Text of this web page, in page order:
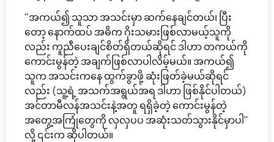
"အကယ်၍ သူသာ အသင်းမှာ ဆက်နေချင်တယ်၊ ပြီး
တော့ နောက်ထပ် အဓိက ဂိုးသမားဖြစ်လာမယ့်သူကို
လည်း ကူညီပေးချင်စိတ်ရှိတယ်ဆိုရင် ဒါဟာ တကယ်ကို
ကောင်းမွန်တဲ့ အချက်ဖြစ်လာပါလိမ့်မယ်။ အကယ်၍
သူက အသင်းကနေ ထွက်ခွာဖို့ ဆုံးဖြတ်ခဲ့မယ်ဆိုရင်
လည်း (သူ့ရဲ့ အသက်အရွယ်အရ ဒါဟာ ဖြစ်နိုင်ပါတယ်)
အင်တာမီလန်အသင်းနဲ့အတူ ရရှိခဲ့တဲ့ ကောင်းမွန်တဲ့
အတွေ့အကြုံတွေကို လှလှပပ အဆုံးသတ်သွားနိုင်မှာပါ"
လို့ ၎င်းက ဆိုပါတယ်။